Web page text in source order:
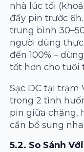
nhà lúc tối
đầy pin trước
trung bình
người dùng
đến 100% –
tốt hơn cho tuổi
Sạc DC tại trạm
trong 2 tình
pin giữa chặng,
cần bổ sung
5.2. So Sánh